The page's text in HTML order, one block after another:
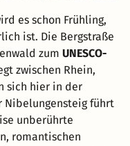
es schon Frühling,
ist. Die Bergstraße
zum UNESCO-
zwischen Rhein,
sich hier in der
Nibelungensteig führt
unberührte
romantischen